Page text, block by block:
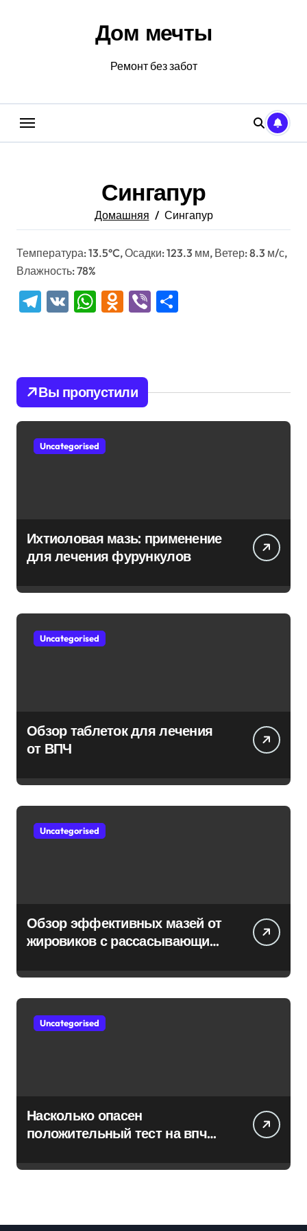
Дом мечты
Ремонт без забот
Сингапур
Домашняя Сингапур
Температура: 13.5°C, Осадки: 123.3 мм, Ветер: 8.3 м/с,
Влажность: 78%
Telegram
VK WhatsApp
Odnoklassniki
Viber
Вы пропустили
Uncategorised
Ихтиоловая мазь: применение
для лечения фурункулов
Uncategorised
Обзор таблеток для лечения
от ВПЧ
Uncategorised
Обзор эффективных мазей от
жировиков с рассасывающим
Uncategorised
Насколько опасен
положительный тест на впч